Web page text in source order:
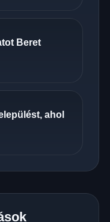
Beret
ahol